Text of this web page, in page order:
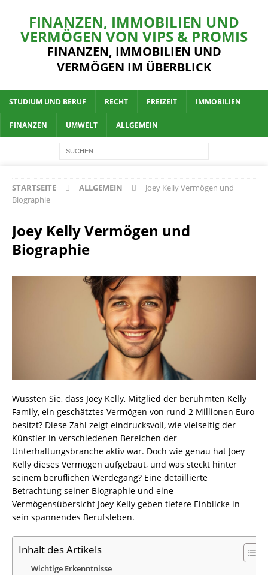
FINANZEN, IMMOBILIEN UND
VERMÖGEN VON VIPS & PROMIS
FINANZEN, IMMOBILIEN UND
VERMÖGEN IM ÜBERBLICK
STUDIUM UND BERUF RECHT FREIZEIT IMMOBILIEN
FINANZEN UMWELT ALLGEMEIN
STARTSEITE ALLGEMEIN
Joey Kelly Vermögen und
Biographie
Joey Kelly Vermögen und
Biographie
Wussten Sie, dass Joey Kelly, Mitglied der berühmten Kelly
Family, ein geschätztes Vermögen von rund 2 Millionen Euro
besitzt? Diese Zahl zeigt eindrucksvoll, wie vielseitig der
Künstler in verschiedenen Bereichen der
Unterhaltungsbranche aktiv war. Doch wie genau hat Joey
Kelly dieses Vermögen aufgebaut, und was steckt hinter
seinem beruflichen Werdegang? Eine detaillierte
Betrachtung seiner Biographie und eine
Vermögensübersicht Joey Kelly geben tiefere Einblicke in
sein spannendes Berufsleben.
Inhalt des Artikels
Wichtige Erkenntnisse